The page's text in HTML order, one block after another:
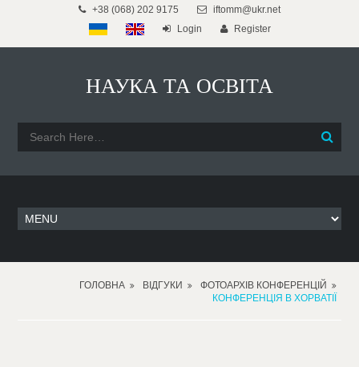
+38 (068) 202 9175
iftomm@ukr.net
Login
Register
НАУКА ТА ОСВІТА
ГОЛОВНА ВІДГУКИ
ФОТОАРХІВ КОНФЕРЕНЦІЙ
КОНФЕРЕНЦІЯ В ХОРВАТІЇ